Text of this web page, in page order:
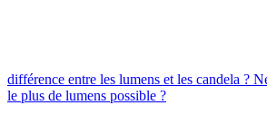
différence entre les lumens et les candela ?
le plus de lumens possible ?